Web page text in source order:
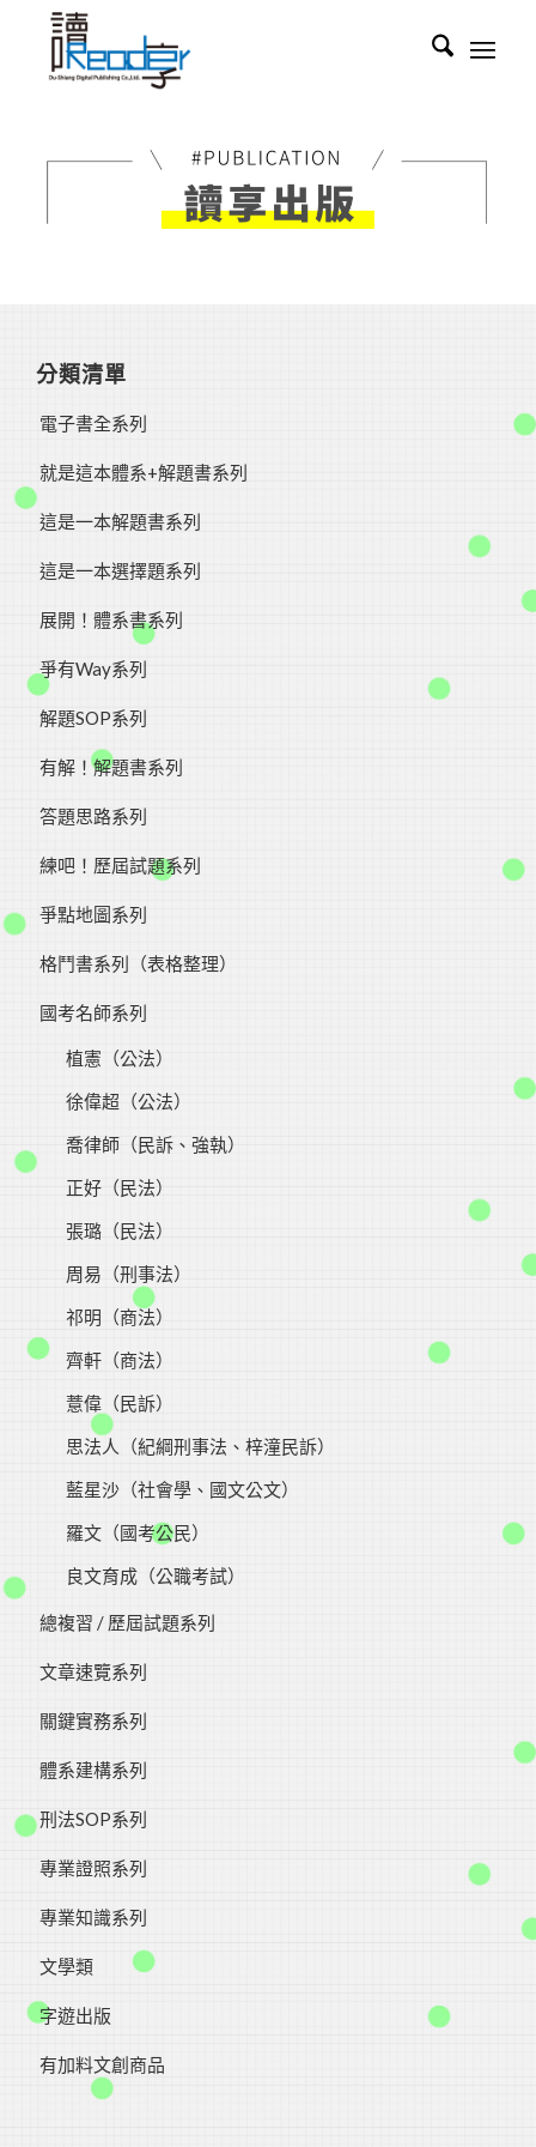
分類清單
電子書全系列
就是這本體系+解題書系列
這是一本解題書系列
這是一本選擇題系列
展開！體系書系列
爭有Way系列
​解題SOP系列
有解！解題書系列
答題思路系列
練吧！歷屆試題系列
爭點地圖系列
格鬥書系列（表格整理）
國考名師系列
植憲（公法）
徐偉超（公法）
喬律師（民訴、強執）
正好（民法）
張璐（民法）
周易（刑事法）
祁明（商法）
齊軒（商法）
薏偉（民訴）
思法人（紀綱刑事法、梓潼民訴）
藍星沙（社會學、國文公文）
羅文（國考公民）
良文育成（公職考試）
總複習 / 歷屆試題系列
文章速覽系列
關鍵實務系列
體系建構系列
刑法SOP系列
專業證照系列
專業知識系列
文學類
字遊出版
有加料文創商品